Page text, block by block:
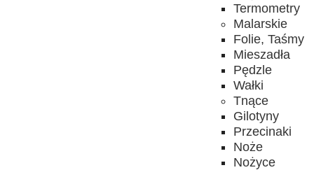
Termometry
Malarskie
Folie, Taśmy
Mieszadła
Pędzle
Wałki
Tnące
Gilotyny
Przecinaki
Noże
Nożyce